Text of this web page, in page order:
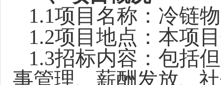
1.1项目名称：冷链
1.2项目地点：本项
1.3招标内容：包括
事管理、薪酬发放、